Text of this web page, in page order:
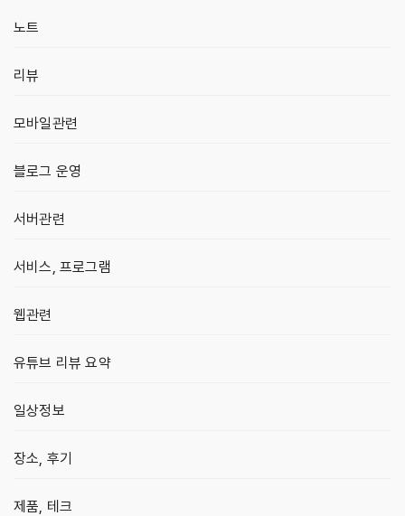
노트
리뷰
모바일관련
블로그 운영
서버관련
서비스, 프로그램
웹관련
유튜브 리뷰 요약
일상정보
장소, 후기
제품, 테크